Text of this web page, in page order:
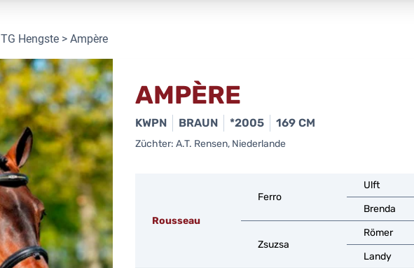
TG Hengste > Ampère
AMPÈRE
KWPN BRAUN *2005 169 CM
Züchter: A.T. Rensen, Niederlande
Rousseau
Ferro
Zsuzsa
Ulft
Brenda
Römer
Landy